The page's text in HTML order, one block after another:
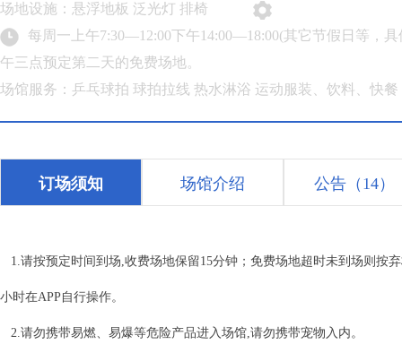
场地设施：悬浮地板 泛光灯 排椅
每周一上午7:30—12:00下午14:00—18:00(其它节假日等，
午三点预定第二天的免费场地。
场馆服务：乒乓球拍 球拍拉线 热水淋浴 运动服装、饮料、快餐
订场须知 场馆介绍 公告 （14）
1.请按预定时间到场,收费场地保留15分钟；免费场地超时未到场则按
小时在APP自行操作。
2.请勿携带易燃、易爆等危险产品进入场馆,请勿携带宠物入内。